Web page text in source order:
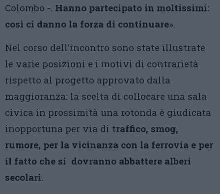
Colombo -. Hanno partecipato in moltissimi:
così ci danno la forza di continuare».
Nel corso dell’incontro sono state illustrate
le varie posizioni e i motivi di contrarietà
rispetto al progetto approvato dalla
maggioranza: la scelta di collocare una sala
civica in prossimità una rotonda è giudicata
inopportuna per via di traffico, smog,
rumore, per la vicinanza con la ferrovia e per
il fatto che si dovranno abbattere alberi
secolari.